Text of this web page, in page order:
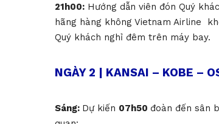
21h00: Hướng dẫn viên đón Quý
hãng hàng không Vietnam Airline
Quý khách nghỉ đêm trên máy bay.
NGÀY 2 | KANSAI – KOBE –
Sáng: Dự kiến 07h50 đoàn đến sân